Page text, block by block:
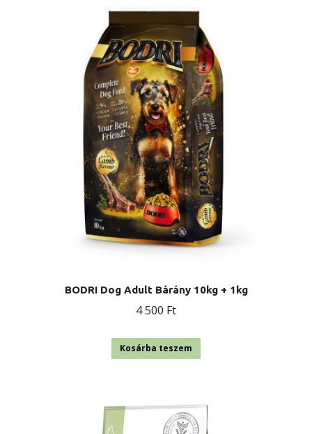
BODRI Dog Adult Bárány 10kg + 1kg
4 500 Ft
Kosárba teszem